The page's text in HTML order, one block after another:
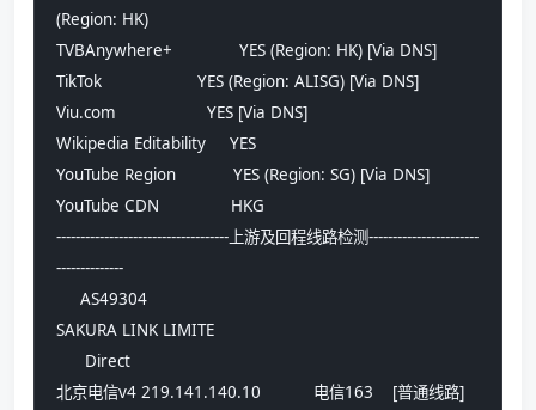
(Region: HK)
TVBAnywhere+              YES (Region: HK) [Via DNS]
TikTok                    YES (Region: ALISG) [Via DNS]
Viu.com                   YES [Via DNS]
Wikipedia Editability     YES
YouTube Region            YES (Region: SG) [Via DNS]
YouTube CDN               HKG
------------------------------------上游及回程线路检测-----------------------
--------------
     AS49304
SAKURA LINK LIMITE
      Direct
北京电信v4 219.141.140.10           电信163    [普通线路]